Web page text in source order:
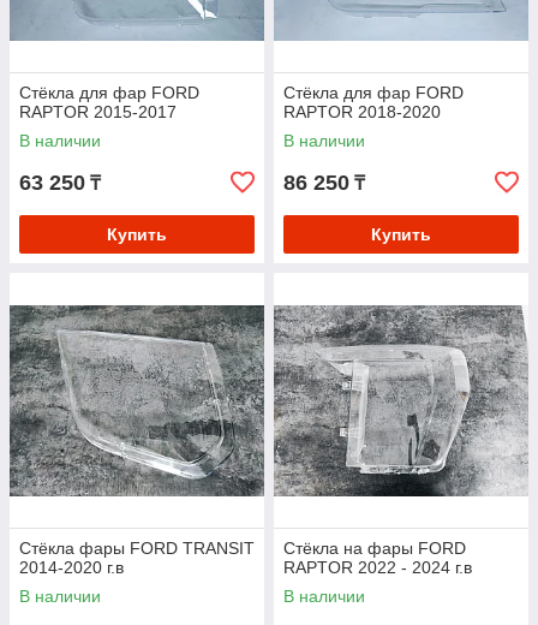
Стёкла для фар FORD
RAPTOR 2015-2017
В наличии
63 250 ₸
Купить
Стёкла для фар FORD
RAPTOR 2018-2020
В наличии
86 250 ₸
Купить
Стёкла фары FORD TRANSIT
2014-2020 г.в
В наличии
Стёкла на фары FORD
RAPTOR 2022 - 2024 г.в
В наличии